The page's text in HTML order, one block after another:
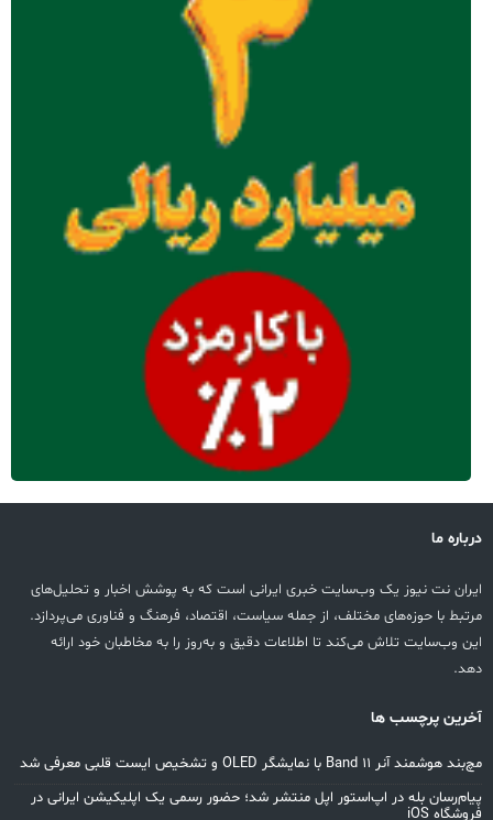
درباره ما
ایران نت نیوز یک وب‌سایت خبری ایرانی است که به پوشش اخبار و تحلیل‌های
مرتبط با حوزه‌های مختلف، از جمله سیاست، اقتصاد، فرهنگ و فناوری می‌پردازد.
این وب‌سایت تلاش می‌کند تا اطلاعات دقیق و به‌روز را به مخاطبان خود ارائه
دهد.
آخرین پرچسب ها
مچ‌بند هوشمند آنر Band 11 با نمایشگر OLED و تشخیص ایست قلبی معرفی شد
پیام‌رسان بله در اپ‌استور اپل منتشر شد؛ حضور رسمی یک اپلیکیشن ایرانی در
فروشگاه iOS